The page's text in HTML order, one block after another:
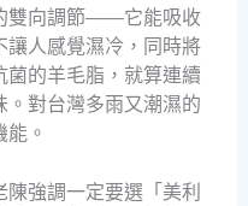
雙向調節——它能吸收
讓人感覺濕冷，同時將
菌的羊毛脂，就算連續
。對台灣多雨又潮濕的
。
強調一定要選「美利